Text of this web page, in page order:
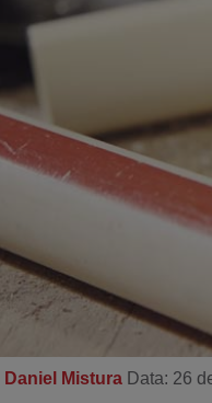
Daniel Mistura Data: 26